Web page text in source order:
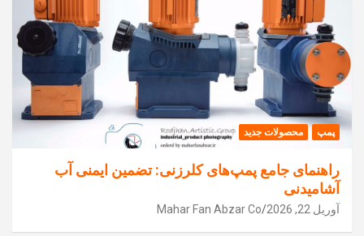
پمپ محصولات جدید
راهنمای جامع پمپ‌های کلرزنی: تضمین ایمنی آب
آشامیدنی
آوریل 22, 2026 Mahar Fan Abzar Co